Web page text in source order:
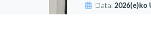
Data: 2026(e)ko